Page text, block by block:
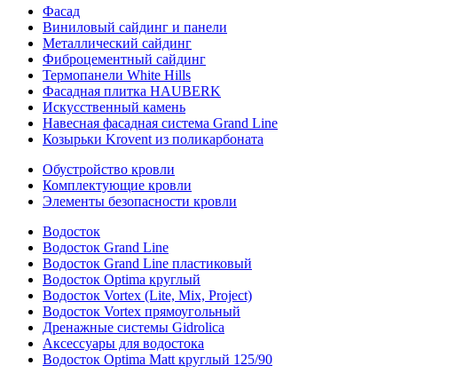
Фасад
Виниловый сайдинг и панели
Металлический сайдинг
Фиброцементный сайдинг
Термопанели White Hills
Фасадная плитка HAUBERK
Искусственный камень
Навесная фасадная система Grand Line
Козырьки Krovent из поликарбоната
Обустройство кровли
Комплектующие кровли
Элементы безопасности кровли
Водосток
Водосток Grand Line
Водосток Grand Line пластиковый
Водосток Optima круглый
Водосток Vortex (Lite, Mix, Project)
Водосток Vortex прямоугольный
Дренажные системы Gidrolica
Аксессуары для водостока
Водосток Optima Matt круглый 125/90